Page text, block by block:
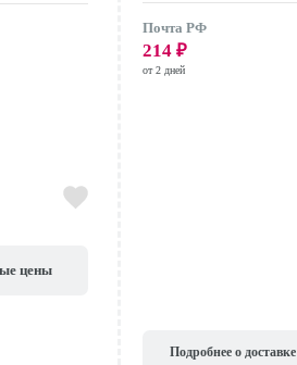
цены
Почта РФ
214 ₽
от 2 дней
Подробнее о доставке